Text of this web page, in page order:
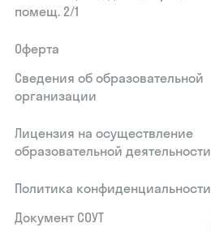
помещ. 2/1
Оферта
Сведения об образовательной
организации
Лицензия на осуществление
образовательной деятельности
Политика конфиденциальности
Документ СОУТ